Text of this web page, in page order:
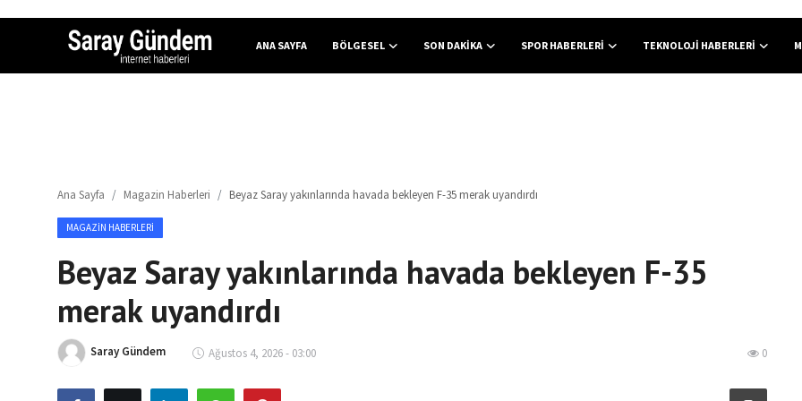
ANA SAYFA BÖLGESEL SON DAKIKA SPOR HABERLERI TEKNOLOJI HABERLERI
Son Dakika
Teknoloji Haberleri
Magazin Haberleri
Ana Sayfa Magazin Haberleri Beyaz Saray yakınlarında havada bekleyen F-35 merak uyandırdı
MAGAZIN HABERLERI
Beyaz Saray yakınlarında havada bekleyen F-35
merak uyandırdı
Saray Gündem Ağustos 4, 2026 - 03:00 0